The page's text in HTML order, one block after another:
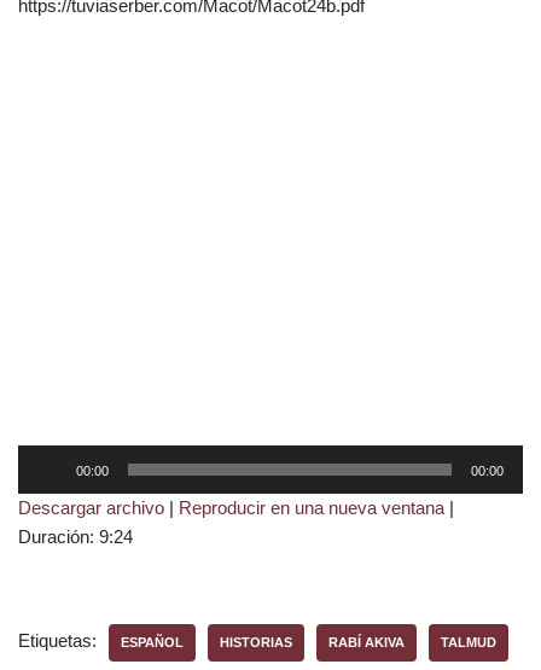
https://tuviaserber.com/Macot/Macot24b.pdf
p
r
u
00:00 00:00
Descargar archivo | Reproducir en una nueva ventana |
Duración: 9:24
Etiquetas: ESPAÑOL HISTORIAS RABÍ AKIVA TALMUD